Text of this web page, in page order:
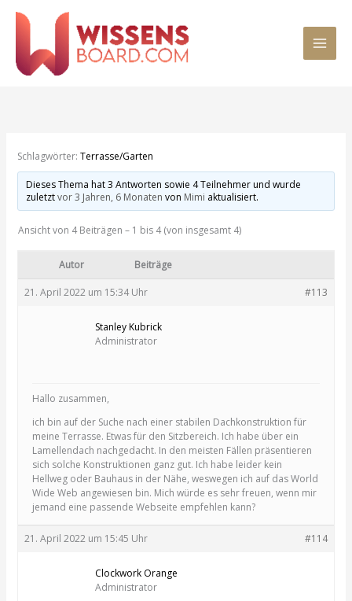
Inhalt
Schlagwörter:Terrasse/Garten
Dieses Thema hat 3 Antworten sowie 4 Teilnehmer und wurde
zuletztvor 3 Jahren, 6 Monaten von Mimi aktualisiert.
Ansicht von 4 Beiträgen – 1 bis 4 (von insgesamt 4)
Autor Beiträge
21. April 2022 um 15:34 Uhr #113
Stanley Kubrick
Administrator
Hallo zusammen,
ich bin auf der Suche nach einer stabilen Dachkonstruktion für
meine Terrasse. Etwas für den Sitzbereich. Ich habe über ein
Lamellendach nachgedacht. In den meisten Fällen präsentieren
sich solche Konstruktionen ganz gut. Ich habe leider kein
Hellweg oder Bauhaus in der Nähe, weswegen ich auf das World
Wide Web angewiesen bin. Mich würde es sehr freuen, wenn mir
jemand eine passende Webseite empfehlen kann?
21. April 2022 um 15:45 Uhr #114
Clockwork Orange
Administrator